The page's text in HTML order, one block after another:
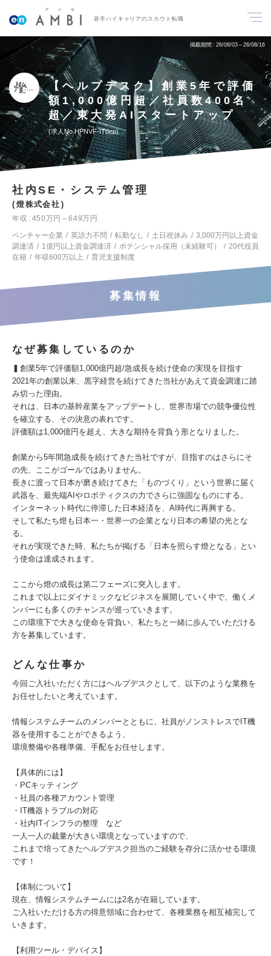
若手ハイキャリアのスカウト転職
掲載期間 26/08/03～26/08/16
【ヘルプデスク】創業5年で評価
額1,000億円超／社員数400名
超／東大発AIスタートアップ
求人No.HPNVF-ITdep
社内SE・システム管理
燈株式会社
年収
450万円～649万円
ベンチャー企業
英語力不問 転勤なし 土日祝休み
3,000万円以上資金
調達済
1億円以上資金調達済 ポテンシャル採用（未経験可）
20代役員
在籍
年収600万以上 育児支援制度
募集情報
なぜ募集しているのか
▍創業5年で評価額1,000億円超/急成長を続け使命の実現を目指す
2021年の創業以来、黒字経営を続けてきた当社があえて資金調達に踏
み切った理由。
それは、日本の基幹産業をアップデートし、世界市場での競争優位性
を確立する、その決意の表れです。
評価額は1,000億円を超え、大きな期待を背負う形となりました。
創業から5年間急成長を続けてきた当社ですが、目指すのはさらにそ
の先、ここがゴールではありません。
長きに渡って日本が磨き続けてきた「ものづくり」という世界に届く
武器を、最先端AIやロボティクスの力でさらに強固なものにする。
インターネット時代に停滞した日本経済を、AI時代に再興する。
そして私たち燈も日本一・世界一の企業となり日本の希望の光とな
る。
それが実現できた時、私たちが掲げる「日本を照らす燈となる」とい
う使命は達成されます。
ここから燈の成長は第二フェーズに突入します。
これまで以上にダイナミックなビジネスを展開していく中で、働くメ
ンバーにも多くのチャンスが巡っていきます。
この環境下で大きな使命を背負い、私たちと一緒に歩んでいただける
方を募集しています。
どんな仕事か
今回ご入社いただく方にはヘルプデスクとして、以下のような業務を
お任せしたいと考えています。
情報システムチームのメンバーとともに、社員がノンストレスでIT機
器を使用することができるよう、
環境整備や各種準備、手配をお任せします。
【具体的には】
・PCキッティング
・社員の各種アカウント管理
・IT機器トラブルの対応
・社内ITインフラの整理 など
一人一人の裁量が大きい環境となっていますので、
これまで培ってきたヘルプデスク担当のご経験を存分に活かせる環境
です！
【体制について】
現在、情報システムチームには2名が在籍しています。
ご入社いただける方の得意領域に合わせて、各種業務を相互補完して
いきます。
【利用ツール・デバイス】